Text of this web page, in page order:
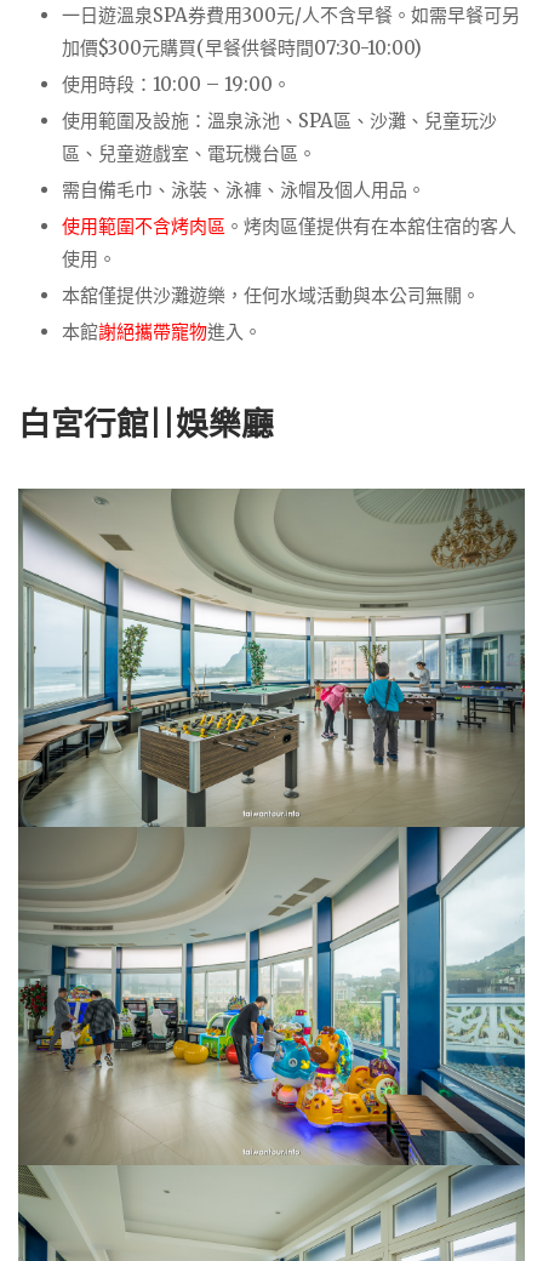
一日遊溫泉SPA券費用300元/人不含早餐。如需早餐可另
加價$300元購買(早餐供餐時間07:30-10:00)
使用時段：10:00 – 19:00。
使用範圍及設施：溫泉泳池、SPA區、沙灘、兒童玩沙
區、兒童遊戲室、電玩機台區。
需自備毛巾、泳裝、泳褲、泳帽及個人用品。
使用範圍不含烤肉區 。烤肉區僅提供有在本舘住宿的客人
使用。
本舘僅提供沙灘遊樂，任何水域活動與本公司無關。
本館謝絕攜帶寵物進入。
白宮行館||娛樂廳